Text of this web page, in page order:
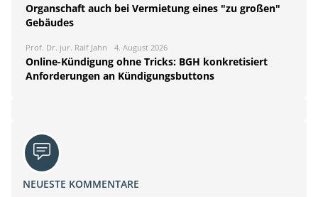
Organschaft auch bei Vermietung eines "zu großen"
Gebäudes
Prof. Dr. jur. Ralf Jahn 4. August 2026
Online-Kündigung ohne Tricks: BGH konkretisiert
Anforderungen an Kündigungsbuttons
NEUESTE KOMMENTARE